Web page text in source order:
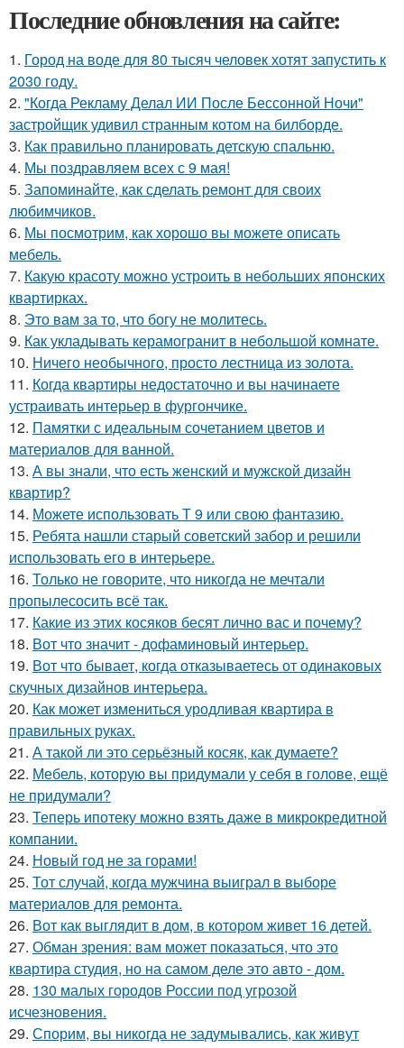
Последние обновления на сайте:
1. Город на воде для 80 тысяч человек хотят запустить к
2030 году.
2. "Когда Рекламу Делал ИИ После Бессонной Ночи"
застройщик удивил странным котом на билборде.
3. Как правильно планировать детскую спальню.
4. Мы поздравляем всех с 9 мая!
5. Запоминайте, как сделать ремонт для своих
любимчиков.
6. Мы посмотрим, как хорошо вы можете описать
мебель.
7. Какую красоту можно устроить в небольших японских
квартирках.
8. Это вам за то, что богу не молитесь.
9. Как укладывать керамогранит в небольшой комнате.
10. Ничего необычного, просто лестница из золота.
11. Когда квартиры недостаточно и вы начинаете
устраивать интерьер в фургончике.
12. Памятки с идеальным сочетанием цветов и
материалов для ванной.
13. А вы знали, что есть женский и мужской дизайн
квартир?
14. Можете использовать Т 9 или свою фантазию.
15. Ребята нашли старый советский забор и решили
использовать его в интерьере.
16. Только не говорите, что никогда не мечтали
пропылесосить всё так.
17. Какие из этих косяков бесят лично вас и почему?
18. Вот что значит - дофаминовый интерьер.
19. Вот что бывает, когда отказываетесь от одинаковых
скучных дизайнов интерьера.
20. Как может измениться уродливая квартира в
правильных руках.
21. А такой ли это серьёзный косяк, как думаете?
22. Мебель, которую вы придумали у себя в голове, ещё
не придумали?
23. Теперь ипотеку можно взять даже в микрокредитной
компании.
24. Новый год не за горами!
25. Тот случай, когда мужчина выиграл в выборе
материалов для ремонта.
26. Вот как выглядит в дом, в котором живет 16 детей.
27. Обман зрения: вам может показаться, что это
квартира студия, но на самом деле это авто - дом.
28. 130 малых городов России под угрозой
исчезновения.
29. Спорим, вы никогда не задумывались, как живут